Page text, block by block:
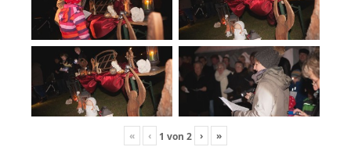
« ‹ 1 von 2 › »